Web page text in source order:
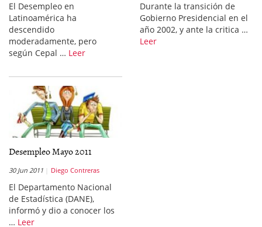
El Desempleo en
Latinoamérica ha
descendido
moderadamente, pero
según Cepal … Leer
Durante la transición de
Gobierno Presidencial en el
año 2002, y ante la critica …
Leer
Desempleo Mayo 2011
30 Jun 2011 Diego Contreras
El Departamento Nacional
de Estadística (DANE),
informó y dio a conocer los
… Leer